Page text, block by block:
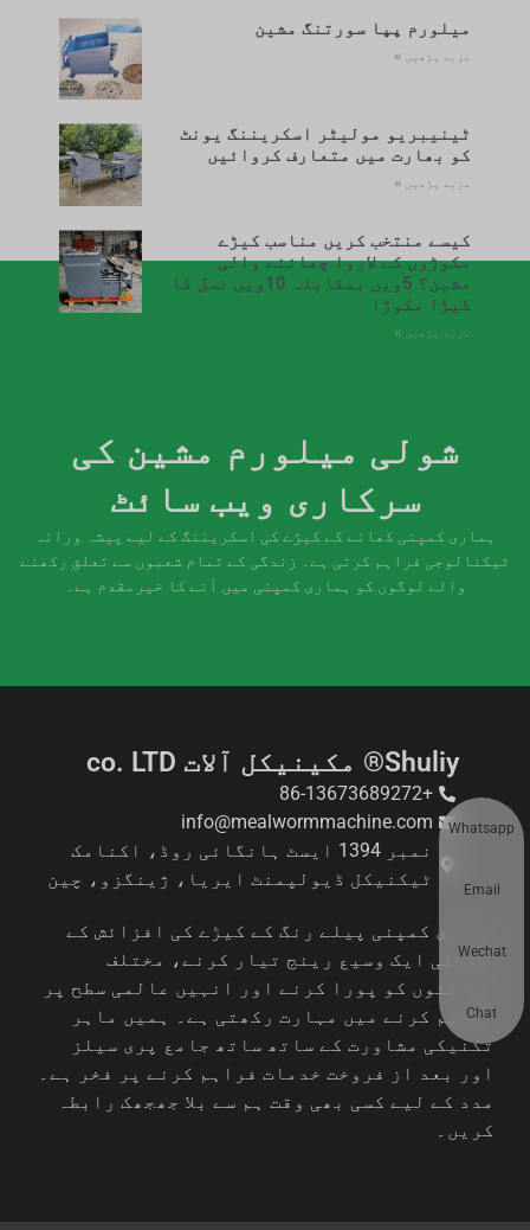
میلورم پپا سورتنگ مشین
مزید پڑھیں »
ٹینیبریو مولیٹر اسکریننگ یونٹ
کو بھارت میں متعارف کروائیں
مزید پڑھیں »
کیسے منتخب کریں مناسب کیڑے
مکوڑوں کے لاروا چھاننے والی
مشین؟ 5ویں بمقابلہ 10ویں نسل کا
کیڑا مکوڑا
مزید پڑھیں »
شولی میلورم مشین کی
سرکاری ویب سائٹ
ہماری کمپنی کھانے کے کیڑے کی اسکریننگ کے لیے پیشہ ورانہ
ٹیکنالوجی فراہم کرتی ہے۔ زندگی کے تمام شعبوں سے تعلق رکھنے
والے لوگوں کو ہماری کمپنی میں آنے کا خیرمقدم ہے۔
Shuliy® مکینیکل آلات co. LTD
+86-13673689272
info@mealwormmachine.com
نمبر 1394 ایسٹ ہانگائی روڈ، اکنامک
ٹیکنیکل ڈیولپمنٹ ایریا، ژینگزو، چین
ہماری کمپنی پیلے رنگ کے کیڑے کی افزائش کے
آلات کی ایک وسیع رینج تیار کرنے، مختلف
وضاحتوں کو پورا کرنے اور انہیں عالمی سطح پر
تقسیم کرنے میں مہارت رکھتی ہے۔ ہمیں ماہر
تکنیکی مشاورت کے ساتھ ساتھ جامع پری سیلز
اور بعد از فروخت خدمات فراہم کرنے پر فخر ہے۔
مدد کے لیے کسی بھی وقت ہم سے بلا جھجھک رابطہ
کریں۔
Whatsapp
Email
Wechat
Chat